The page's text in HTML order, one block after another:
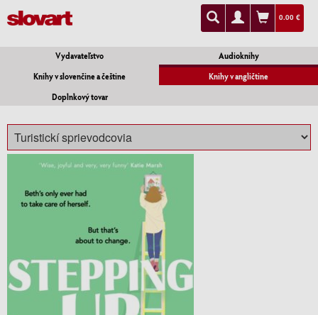
0.00 €
Vydavateľstvo
Audioknihy
Knihy v slovenčine a češtine
Knihy v angličtine
Doplnkový tovar